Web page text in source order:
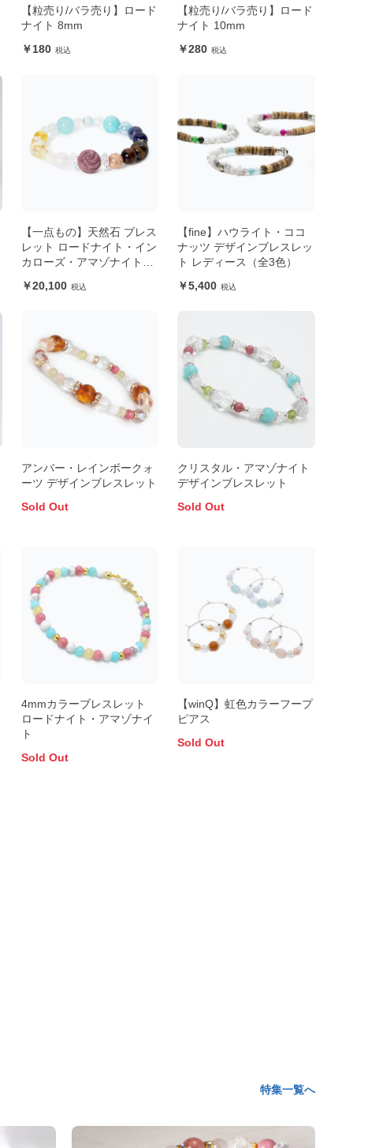
【粒売り/バラ売り】ロード
ナイト 8mm
180
【粒売り/バラ売り】ロード
ナイト 10mm
280
【一点もの】天然石 ブレス
レット ロードナイト・イン
カローズ・アマゾナイト｜
インワン
20,100
【fine】ハウライト・ココ
ナッツ デザインブレスレッ
ト レディース（全3色）
5,400
アンバー・レインボークォ
ーツ デザインブレスレット
Sold Out
クリスタル・アマゾナイト
デザインブレスレット
Sold Out
4mmカラーブレスレット
ロードナイト・アマゾナイ
ト
Sold Out
【winQ】虹色カラーフープ
ピアス
Sold Out
特集一覧へ